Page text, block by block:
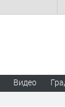
Видео